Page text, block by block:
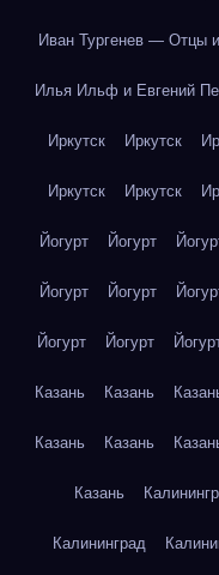
Иван Тургенев — Отцы
Илья Ильф и Евгений
Иркутск Иркутск
Иркутск Иркутск
Йогурт Йогурт
Йогурт Йогурт
Йогурт Йогурт
Казань Казань
Казань Казань
Казань
Калининград